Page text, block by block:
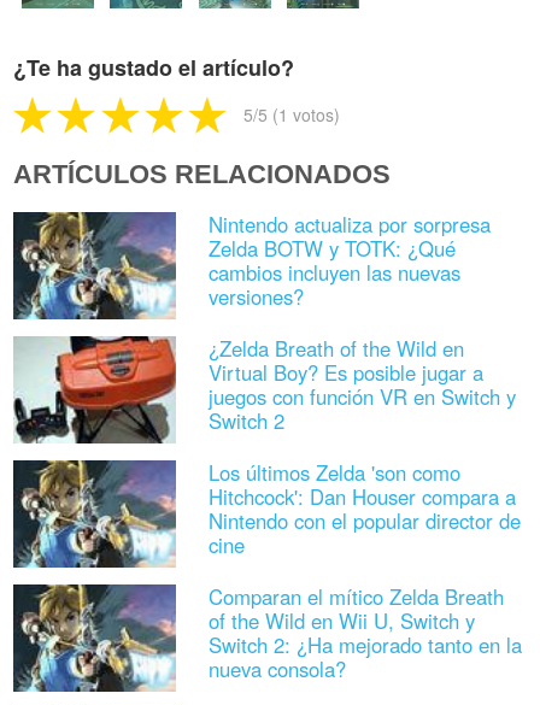
¿Te ha gustado el artículo?
5/5 (1 votos)
ARTÍCULOS RELACIONADOS
Nintendo actualiza por sorpresa
Zelda BOTW y TOTK: ¿Qué
cambios incluyen las nuevas
versiones?
¿Zelda Breath of the Wild en
Virtual Boy? Es posible jugar a
juegos con función VR en Switch y
Switch 2
Los últimos Zelda 'son como
Hitchcock': Dan Houser compara a
Nintendo con el popular director de
cine
Comparan el mítico Zelda Breath
of the Wild en Wii U, Switch y
Switch 2: ¿Ha mejorado tanto en la
nueva consola?